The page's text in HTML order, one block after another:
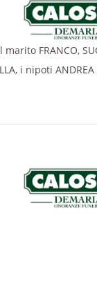
FRANCO,
i nipoti
EMANUELE, il